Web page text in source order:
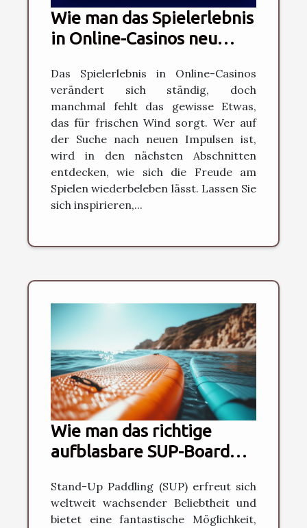
Wie man das Spielerlebnis
in Online-Casinos neu
Das Spielerlebnis in Online-Casinos
verändert sich ständig, doch
manchmal fehlt das gewisse Etwas,
das für frischen Wind sorgt. Wer auf
der Suche nach neuen Impulsen ist,
wird in den nächsten Abschnitten
entdecken, wie sich die Freude am
Spielen wiederbeleben lässt. Lassen Sie
sich inspirieren,...
Wie man das richtige
aufblasbare SUP-Board
Stand-Up Paddling (SUP) erfreut sich
weltweit wachsender Beliebtheit und
bietet eine fantastische Möglichkeit,